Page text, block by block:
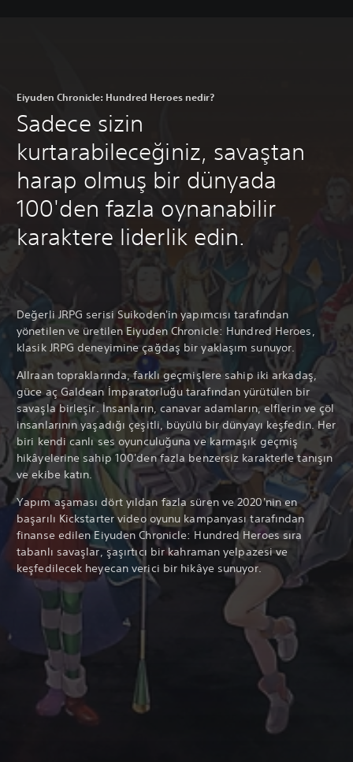
Eiyuden Chronicle: Hundred Heroes nedir?
Sadece sizin
kurtarabileceğiniz, savaştan
harap olmuş bir dünyada
100'den fazla oynanabilir
karaktere liderlik edin.
Değerli JRPG serisi Suikoden'in yapımcısı tarafından
yönetilen ve üretilen Eiyuden Chronicle: Hundred Heroes,
klasik JRPG deneyimine çağdaş bir yaklaşım sunuyor.
Allraan topraklarında, farklı geçmişlere sahip iki arkadaş,
güce aç Galdean İmparatorluğu tarafından yürütülen bir
savaşla birleşir. İnsanların, canavar adamların, elflerin ve çöl
insanlarının yaşadığı çeşitli, büyülü bir dünyayı keşfedin. Her
biri kendi canlı ses oyunculuğuna ve karmaşık geçmiş
hikâyelerine sahip 100'den fazla benzersiz karakterle tanışın
ve ekibe katın.
Yapım aşaması dört yıldan fazla süren ve 2020'nin en
başarılı Kickstarter video oyunu kampanyası tarafından
finanse edilen Eiyuden Chronicle: Hundred Heroes sıra
tabanlı savaşlar, şaşırtıcı bir kahraman yelpazesi ve
keşfedilecek heyecan verici bir hikâye sunuyor.